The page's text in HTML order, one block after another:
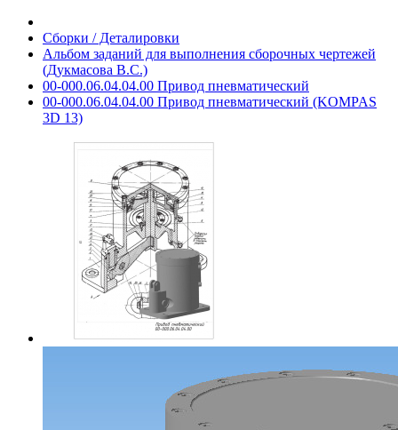
Сборки / Деталировки
Альбом заданий для выполнения сборочных чертежей
(Дукмасова В.С.)
00-000.06.04.04.00 Привод пневматический
00-000.06.04.04.00 Привод пневматический (KOMPAS
3D 13)